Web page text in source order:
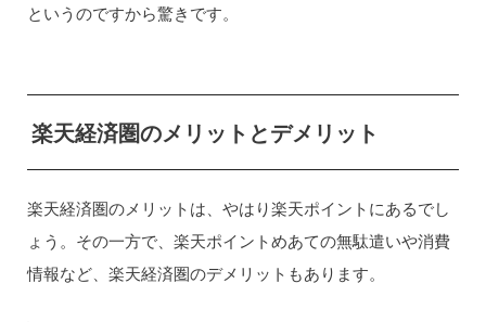
というのですから驚きです。
楽天経済圏のメリットとデメリット
楽天経済圏のメリットは、やはり楽天ポイントにあるでし
ょう。その一方で、楽天ポイントめあての無駄遣いや消費
情報など、楽天経済圏のデメリットもあります。